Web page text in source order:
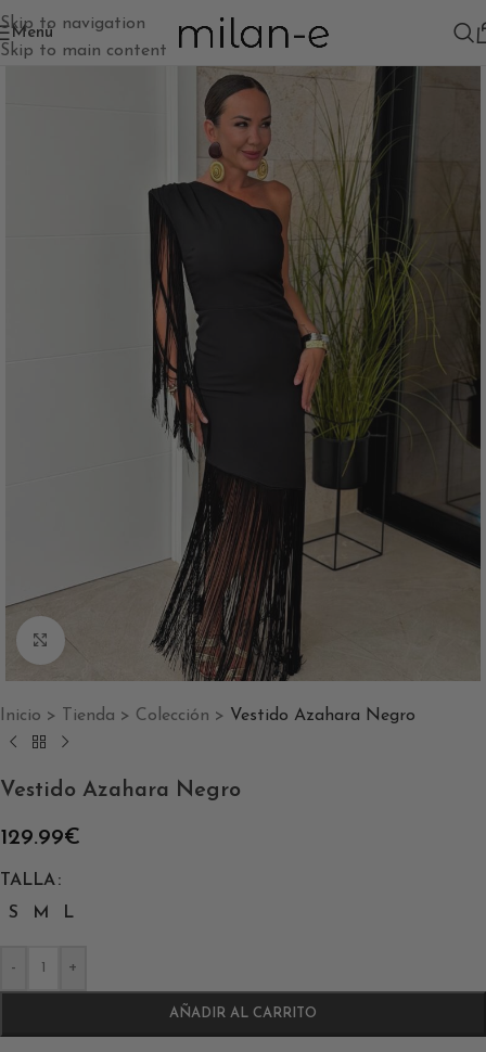
Skip to navigation
Skip to main content
Menú
Clic para ampliar
Inicio > Tienda > Colección > Vestido Azahara Negro
Vestido Azahara Negro
129.99€
TALLA
S
M L
- +
AÑADIR AL CARRITO